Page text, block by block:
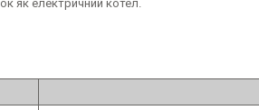
як електричний котел.